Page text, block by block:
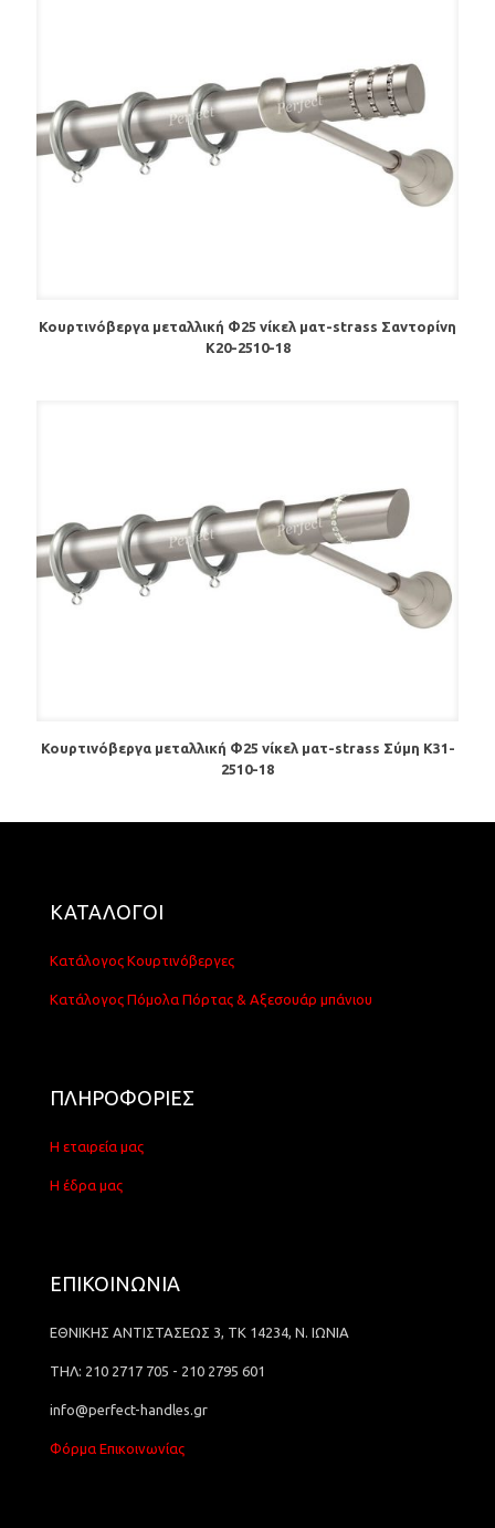
Κουρτινόβεργα μεταλλική Φ25 νίκελ ματ-strass Σαντορίνη
Κ20-2510-18
Κουρτινόβεργα μεταλλική Φ25 νίκελ ματ-strass Σύμη Κ31-
2510-18
ΚΑΤΑΛΟΓΟΙ
Κατάλογος Κουρτινόβεργες
Κατάλογος Πόμολα Πόρτας & Αξεσουάρ μπάνιου
ΠΛΗΡΟΦΟΡΙΕΣ
Η εταιρεία μας
Η έδρα μας
ΕΠΙΚΟΙΝΩΝΙΑ
ΕΘΝΙΚΗΣ ΑΝΤΙΣΤΑΣΕΩΣ 3, ΤΚ 14234, Ν. ΙΩΝΙΑ
ΤΗΛ: 210 2717 705 - 210 2795 601
info@perfect-handles.gr
Φόρμα Επικοινωνίας